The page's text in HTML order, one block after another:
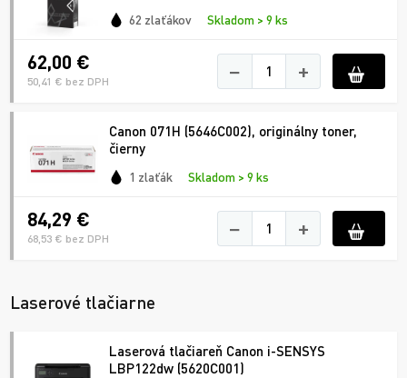
62 zlaťákov Skladom > 9 ks
62,00 €
50,41 € bez DPH − +
Canon 071H (5646C002), originálny toner,
čierny
1 zlaťák Skladom > 9 ks
84,29 €
68,53 € bez DPH − +
Laserové tlačiarne
Laserová tlačiareň Canon i-SENSYS
LBP122dw (5620C001)